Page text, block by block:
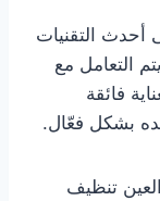
أحدث التقنيات
التعامل مع
فائقة
بشكل فعّال.
تنظيف